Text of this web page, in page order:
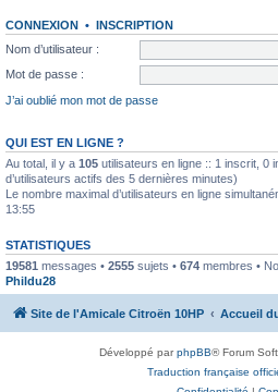
CONNEXION • INSCRIPTION
Nom d’utilisateur :
Mot de passe :
J’ai oublié mon mot de passe
QUI EST EN LIGNE ?
Au total, il y a 105 utilisateurs en ligne :: 1 inscrit, 0
d’utilisateurs actifs des 5 dernières minutes)
Le nombre maximal d’utilisateurs en ligne
13:55
STATISTIQUES
19581 messages • 2555 sujets • 674 membres •
Phildu28
Site de l'Amicale Citroën 10HP Accueil
Développé parphpBB® Forum
Traduction française